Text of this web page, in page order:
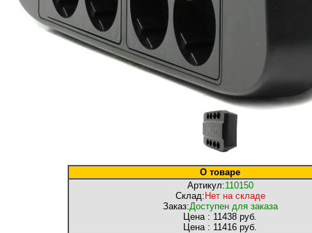
О товаре
Артикул:110150
Склад: Нет на складе
Заказ:Доступен для заказа
Цена : 11438 руб.
Цена : 11416 руб.